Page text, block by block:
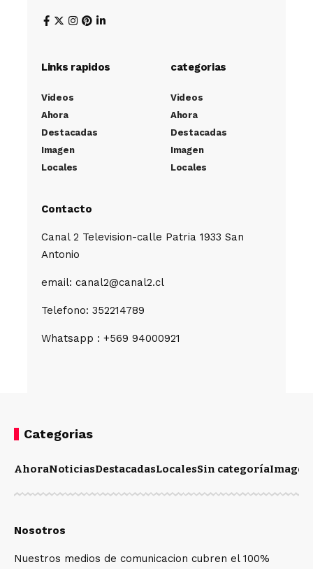
Links rapidos
Videos
Ahora
Destacadas
Imagen
Locales
categorias
Videos
Ahora
Destacadas
Imagen
Locales
Contacto
Canal 2 Television-calle Patria 1933 San
Antonio
email: canal2@canal2.cl
Telefono: 352214789
Whatsapp : +569 94000921
Categorias
AhoraNoticiasDestacadasLocalesSin categoríaImagen
Nosotros
Nuestros medios de comunicacion cubren el 100%